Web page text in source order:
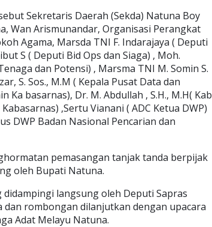
Sekretaris Daerah (Sekda) Natuna Boy
Wan Arismunandar, Organisasi Perangkat
Agama, Marsda TNI F. Indarajaya ( Deputi
S ( Deputi Bid Ops dan Siaga) , Moh.
dan Potensi) , Marsma TNI M. Somin S.
S. Sos., M.M ( Kepala Pusat Data dan
Ka basarnas), Dr. M. Abdullah , S.H., M.H( Kab
,Sertu Vianani ( ADC Ketua DWP)
DWP Badan Nasional Pencarian dan
pemasangan tanjak tanda berpijak
oleh Bupati Natuna.
langsung oleh Deputi Sapras
dan rombongan dilanjutkan dengan upacara
Adat Melayu Natuna.